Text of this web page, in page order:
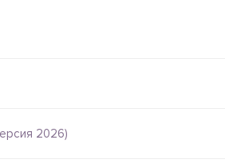
2026)